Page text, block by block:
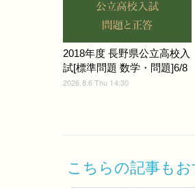
2018年度 長野県公立高校入
試[標準問題 数学・問題]6/8
2026.8.6 Thu 14:30
こちらの記事も